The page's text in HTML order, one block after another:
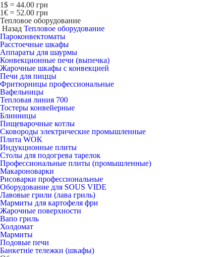
1$ = 44.00 грн
1€ = 52.00 грн
Тепловое оборудование
Назад Тепловое оборудование
Пароконвектоматы
Расcтоечные шкафы
Аппараты для шаурмы
Конвекционные печи (выпечка)
Жарочные шкафы с конвекцией
Печи для пиццы
Фритюрницы профессиональные
Вафельницы
Тепловая линия 700
Тостеры конвейерные
Блинницы
Пищеварочные котлы
Сковороды электрические промышленные
Плита WOK
Индукционные плиты
Столы для подогрева тарелок
Профессиональные плиты (промышленные)
Макароноварки
Рисоварки профессиональные
Оборудование для SOUS VIDE
Лавовые грили (лава гриль)
Мармиты для картофеля фри
Жарочные поверхности
Вапо гриль
Холдомат
Мармиты
Подовые печи
Банкетніе тележки (шкафы)